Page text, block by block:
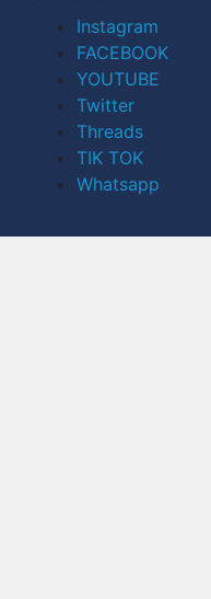
Instagram
FACEBOOK
YOUTUBE
Twitter
Threads
TIK TOK
Whatsapp